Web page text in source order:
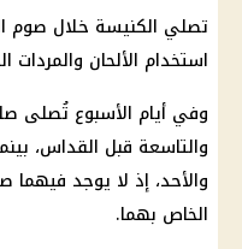
تصلي الكنيسة خلال صوم
استخدام الألحان
وفي أيام الأسبوع تُصلى
والتاسعة قبل القداس،
والأحد، إذ لا يوجد
الخاص بهما.